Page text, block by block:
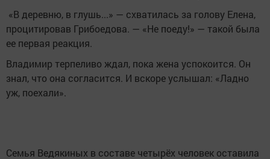
«В деревню, в глушь...» — схватилась за голову Елена,
процитировав Грибоедова. — «Не поеду!» — такой была
ее первая реакция.
Владимир терпеливо ждал, пока жена успокоится. Он
знал, что она согласится. И вскоре услышал: «Ладно
уж, поехали».
Семья Ведякиных в составе четырёх человек оставила